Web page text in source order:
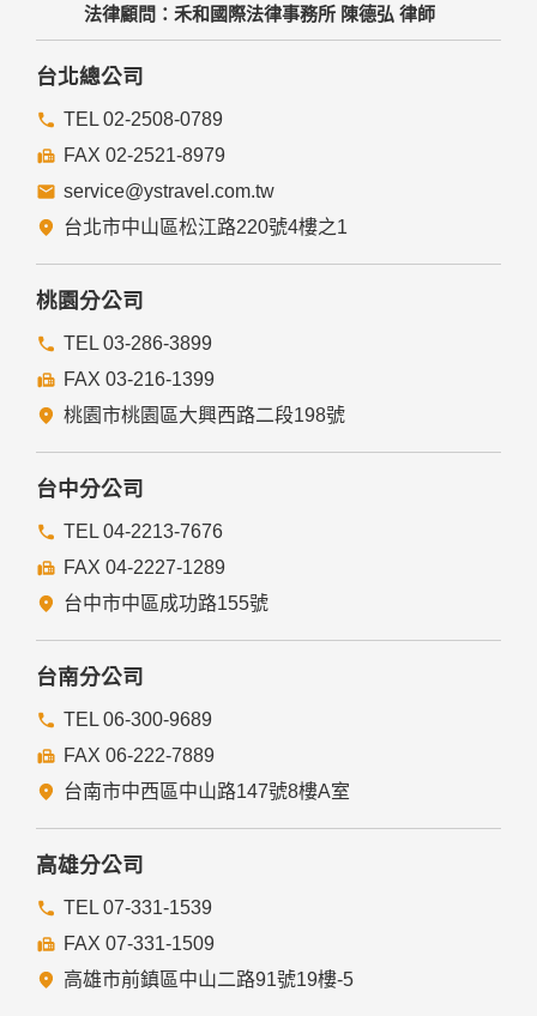
法律顧問：禾和國際法律事務所 陳德弘 律師
台北總公司
TEL 02-2508-0789
FAX 02-2521-8979
service@ystravel.com.tw
台北市中山區松江路220號4樓之1
桃園分公司
TEL 03-286-3899
FAX 03-216-1399
桃園市桃園區大興西路二段198號
台中分公司
TEL 04-2213-7676
FAX 04-2227-1289
台中市中區成功路155號
台南分公司
TEL 06-300-9689
FAX 06-222-7889
台南市中西區中山路147號8樓A室
高雄分公司
TEL 07-331-1539
FAX 07-331-1509
高雄市前鎮區中山二路91號19樓-5